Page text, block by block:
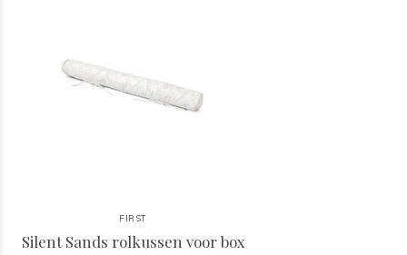
FIRST
Silent Sands rolkussen voor box